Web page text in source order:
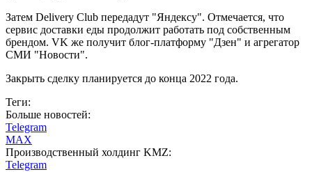
Затем Delivery Club передадут "Яндексу". Отмечается, что
сервис доставки еды продолжит работать под собственным
брендом. VK же получит блог-платформу "Дзен" и агрегатор
СМИ "Новости".
Закрыть сделку планируется до конца 2022 года.
Теги:
Больше новостей:
Telegram
MAX
Производственный холдинг KMZ:
Telegram